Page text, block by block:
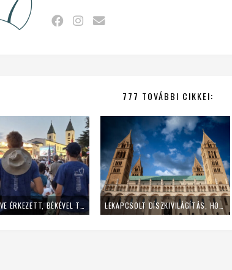
777 TOVÁBBI CIKKEI:
ÖSSZETÖRVE ÉRKEZETT, BÉKÉVEL TÁVOZOTT A MLADIFESTRŐL – EGY FIATAL LÁNY TANÚSÁGTÉTELE LEKAPCSOLT DÍSZKIVILÁGÍTÁS, HOME OFFICE – ÍGY SPÓROL AZ ENERGIÁVAL A PÉCSI EGYHÁZMEGYE